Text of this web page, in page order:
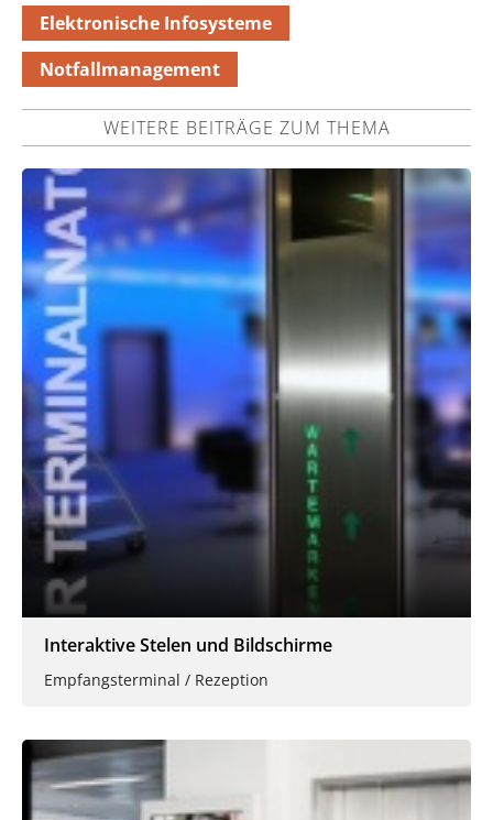
Elektronische Infosysteme
Notfallmanagement
WEITERE BEITRÄGE ZUM THEMA
Interaktive Stelen und Bildschirme
Empfangsterminal / Rezeption